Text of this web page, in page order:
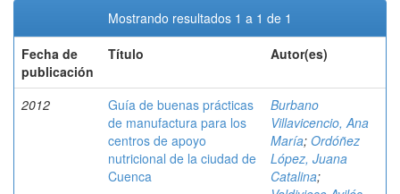
Mostrando resultados 1 a 1 de 1
Fecha de
publicación
Título Autor(es)
2012
Guía de buenas prácticas
de manufactura para los
centros de apoyo
nutricional de la ciudad de
Cuenca
Burbano
Villavicencio, Ana
María; Ordóñez
López, Juana
Catalina;